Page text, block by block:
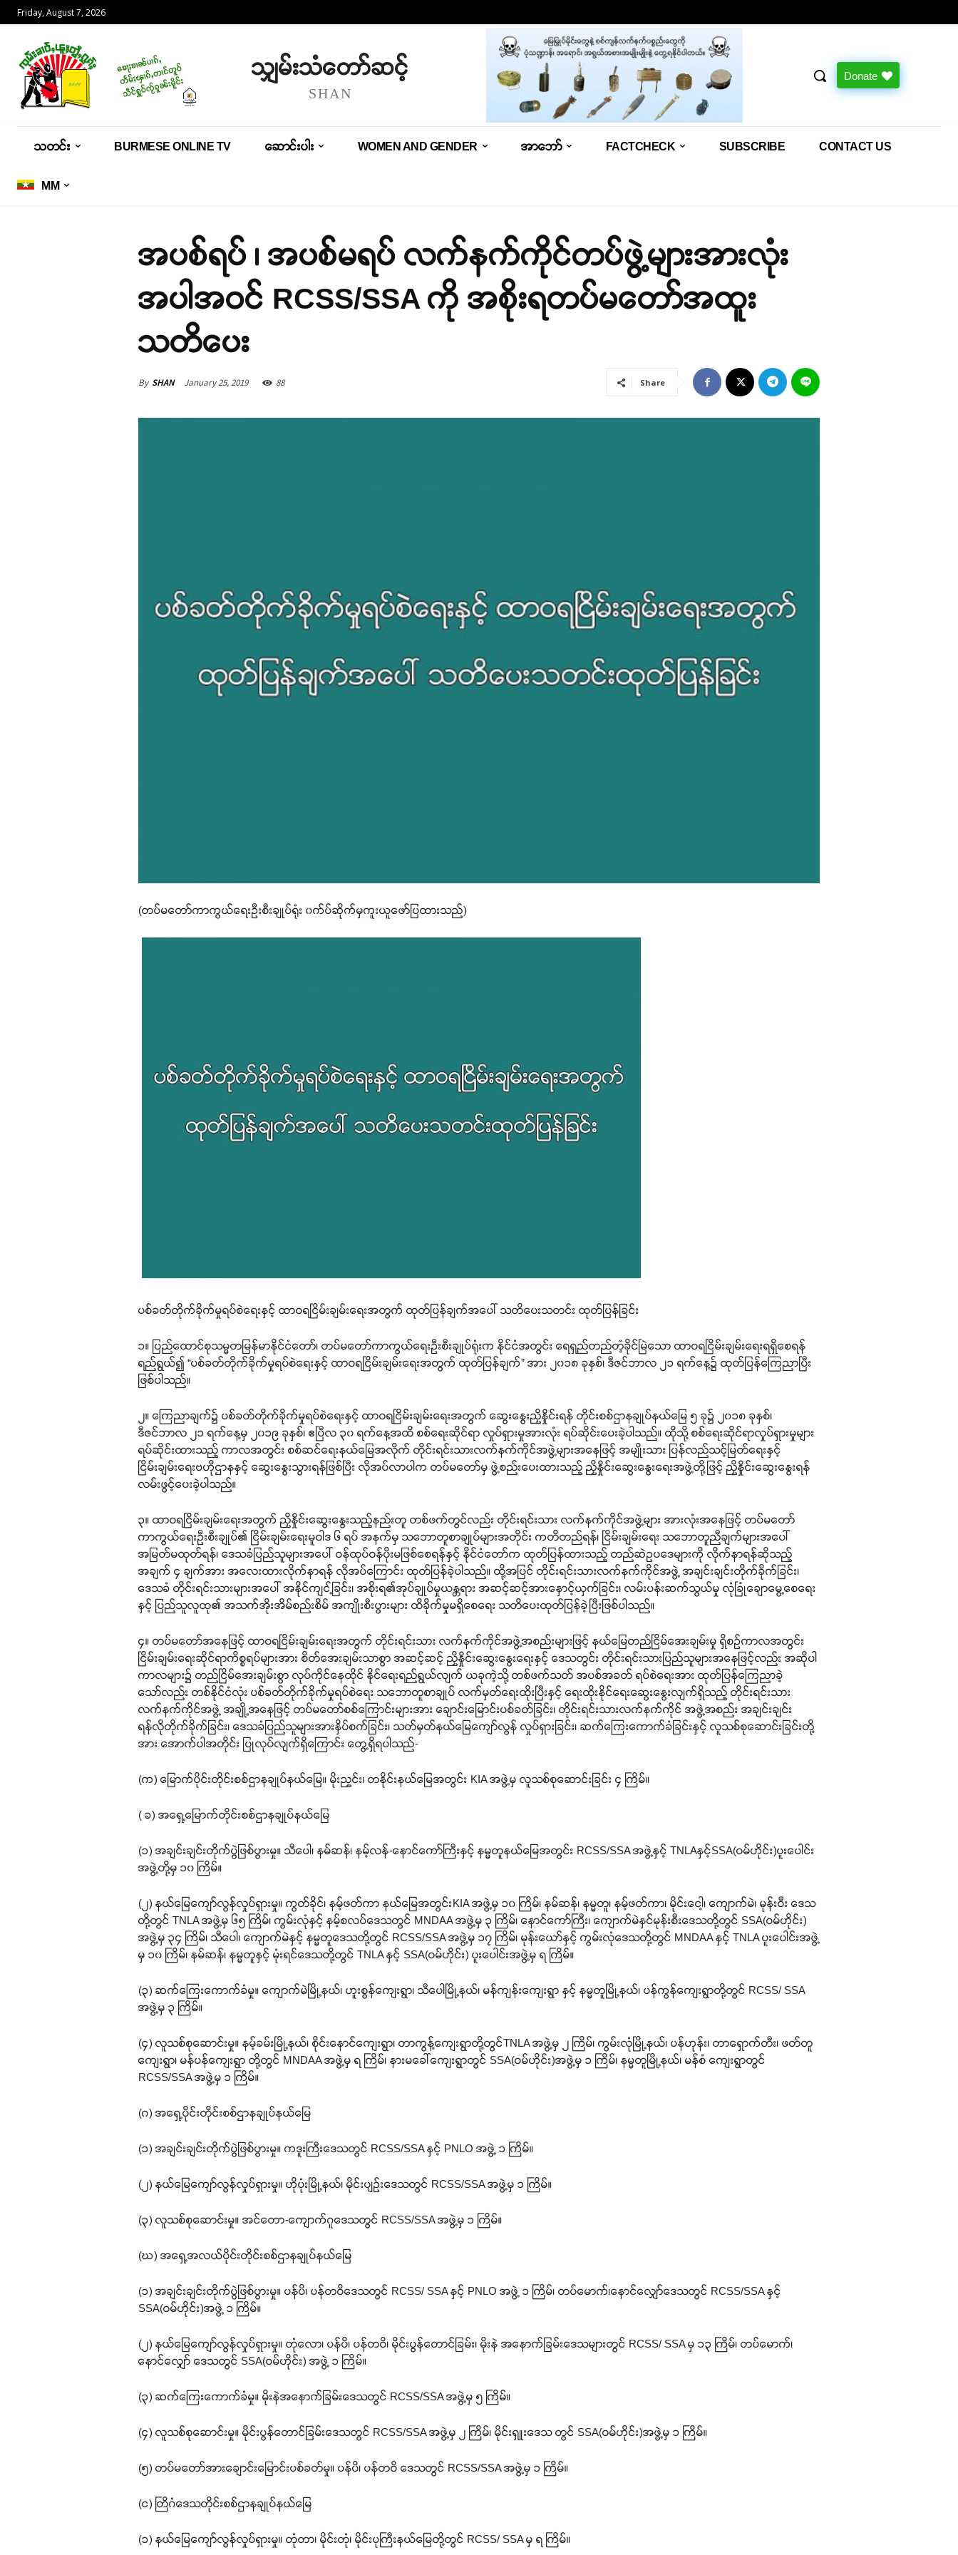
Friday, August 7, 2026
သျှမ်းသံတော်ဆင့်
SHAN
Donate
သတင်း BURMESE ONLINE TV ဆောင်းပါး WOMEN AND GENDER အာဘော် FACTCHECK SUBSCRIBE CONTACT US
MM
အပစ်ရပ် ၊ အပစ်မရပ် လက်နက်ကိုင်တပ်ဖွဲ့များအားလုံး
အပါအဝင် RCSS/SSA ကို အစိုးရတပ်မတော်အထူး
သတိပေး
By SHAN January 25, 2019 88 Share
(တပ်မတော်ကာကွယ်ရေးဦးစီးချုပ်ရုံး ၀က်ပ်ဆိုက်မှကူးယူဖော်ပြထားသည်)
ပစ်ခတ်တိုက်ခိုက်မှုရပ်စဲရေးနှင့် ထာဝရငြိမ်းချမ်းရေးအတွက် ထုတ်ပြန်ချက်အပေါ် သတိပေးသတင်း ထုတ်ပြန်ခြင်း
၁။ ပြည်ထောင်စုသမ္မတမြန်မာနိုင်ငံတော်၊ တပ်မတော်ကာကွယ်ရေးဦးစီးချုပ်ရုံးက နိုင်ငံအတွင်း ရေရှည်တည်တံ့ခိုင်မြဲသော ထာဝရငြိမ်းချမ်းရေးရရှိစေရန်
ရည်ရွယ်၍ “ပစ်ခတ်တိုက်ခိုက်မှုရပ်စဲရေးနှင့် ထာဝရငြိမ်းချမ်းရေးအတွက် ထုတ်ပြန်ချက်” အား ၂၀၁၈ ခုနှစ်၊ ဒီဇင်ဘာလ ၂၁ ရက်နေ့၌ ထုတ်ပြန်ကြေညာပြီး
ဖြစ်ပါသည်။
၂။ ကြေညာချက်၌ ပစ်ခတ်တိုက်ခိုက်မှုရပ်စဲရေးနှင့် ထာဝရငြိမ်းချမ်းရေးအတွက် ဆွေးနွေးညှိနှိုင်းရန် တိုင်းစစ်ဌာနချုပ်နယ်မြေ ၅ ခု၌ ၂၀၁၈ ခုနှစ်၊
ဒီဇင်ဘာလ ၂၁ ရက်နေ့မှ ၂၀၁၉ ခုနှစ်၊ ဧပြီလ ၃၀ ရက်နေ့အထိ စစ်ရေးဆိုင်ရာ လှုပ်ရှားမှုအားလုံး ရပ်ဆိုင်းပေးခဲ့ပါသည်။ ထိုသို့ စစ်ရေးဆိုင်ရာလှုပ်ရှားမှုများ
ရပ်ဆိုင်းထားသည့် ကာလအတွင်း စစ်ဆင်ရေးနယ်မြေအလိုက် တိုင်းရင်းသားလက်နက်ကိုင်အဖွဲ့များအနေဖြင့် အမျိုးသား ပြန်လည်သင့်မြတ်ရေးနှင့်
ငြိမ်းချမ်းရေးဗဟိုဌာနနှင့် ဆွေးနွေးသွားရန်ဖြစ်ပြီး လိုအပ်လာပါက တပ်မတော်မှ ဖွဲ့စည်းပေးထားသည့် ညှိနှိုင်းဆွေးနွေးရေးအဖွဲ့တို့ဖြင့် ညှိနှိုင်းဆွေးနွေးရန်
လမ်းဖွင့်ပေးခဲ့ပါသည်။
၃။ ထာဝရငြိမ်းချမ်းရေးအတွက် ညှိနှိုင်းဆွေးနွေးသည့်နည်းတူ တစ်ဖက်တွင်လည်း တိုင်းရင်းသား လက်နက်ကိုင်အဖွဲ့များ အားလုံးအနေဖြင့် တပ်မတော်
ကာကွယ်ရေးဦးစီးချုပ်၏ ငြိမ်းချမ်းရေးမူဝါဒ ၆ ရပ် အနက်မှ သဘောတူစာချုပ်များအတိုင်း ကတိတည်ရန်၊ ငြိမ်းချမ်းရေး သဘောတူညီချက်များအပေါ်
အမြတ်မထုတ်ရန်၊ ဒေသခံပြည်သူများအပေါ် ဝန်ထုပ်ဝန်ပိုးမဖြစ်စေရန်နှင့် နိုင်ငံတော်က ထုတ်ပြန်ထားသည့် တည်ဆဲဥပဒေများကို လိုက်နာရန်ဆိုသည့်
အချက် ၄ ချက်အား အလေးထားလိုက်နာရန် လိုအပ်ကြောင်း ထုတ်ပြန်ခဲ့ပါသည်။ ထို့အပြင် တိုင်းရင်းသားလက်နက်ကိုင်အဖွဲ့ အချင်းချင်းတိုက်ခိုက်ခြင်း၊
ဒေသခံ တိုင်းရင်းသားများအပေါ် အနိုင်ကျင့်ခြင်း၊ အစိုးရ၏အုပ်ချုပ်မှုယန္တရား အဆင့်ဆင့်အားနှောင့်ယှက်ခြင်း၊ လမ်းပန်းဆက်သွယ်မှု လုံခြုံချောမွေ့စေရေး
နှင့် ပြည်သူလူထု၏ အသက်အိုးအိမ်စည်းစိမ် အကျိုးစီးပွားများ ထိခိုက်မှုမရှိစေရေး သတိပေးထုတ်ပြန်ခဲ့ပြီးဖြစ်ပါသည်။
၄။ တပ်မတော်အနေဖြင့် ထာဝရငြိမ်းချမ်းရေးအတွက် တိုင်းရင်းသား လက်နက်ကိုင်အဖွဲ့အစည်းများဖြင့် နယ်မြေတည်ငြိမ်အေးချမ်းမှု ရှိစဉ်ကာလအတွင်း
ငြိမ်းချမ်းရေးဆိုင်ရာကိစ္စရပ်များအား စိတ်အေးချမ်းသာစွာ အဆင့်ဆင့် ညှိနှိုင်းဆွေးနွေးရေးနှင့် ဒေသတွင်း တိုင်းရင်းသားပြည်သူများအနေဖြင့်လည်း အဆိုပါ
ကာလများ၌ တည်ငြိမ်အေးချမ်းစွာ လုပ်ကိုင်နေထိုင် နိုင်ရေးရည်ရွယ်လျက် ယခုကဲ့သို့ တစ်ဖက်သတ် အပစ်အခတ် ရပ်စဲရေးအား ထုတ်ပြန်ကြေညာခဲ့
သော်လည်း တစ်နိုင်ငံလုံး ပစ်ခတ်တိုက်ခိုက်မှုရပ်စဲရေး သဘောတူစာချုပ် လက်မှတ်ရေးထိုးပြီးနှင့် ရေးထိုးနိုင်ရေးဆွေးနွေးလျက်ရှိသည့် တိုင်းရင်းသား
လက်နက်ကိုင်အဖွဲ့ အချို့အနေဖြင့် တပ်မတော်စစ်ကြောင်းများအား ချောင်းမြောင်းပစ်ခတ်ခြင်း၊ တိုင်းရင်းသားလက်နက်ကိုင် အဖွဲ့အစည်း အချင်းချင်း
ရန်လိုတိုက်ခိုက်ခြင်း၊ ဒေသခံပြည်သူများအားနှိပ်စက်ခြင်း၊ သတ်မှတ်နယ်မြေကျော်လွန် လှုပ်ရှားခြင်း၊ ဆက်ကြေးကောက်ခံခြင်းနှင့် လူသစ်စုဆောင်းခြင်းတို့
အား အောက်ပါအတိုင်း ပြုလုပ်လျက်ရှိကြောင်း တွေ့ရှိရပါသည်-
(က) မြောက်ပိုင်းတိုင်းစစ်ဌာနချုပ်နယ်မြေ။ မိုးညှင်း၊ တနိုင်းနယ်မြေအတွင်း KIA အဖွဲ့မှ လူသစ်စုဆောင်းခြင်း ၄ ကြိမ်။
( ခ) အရှေ့မြောက်တိုင်းစစ်ဌာနချုပ်နယ်မြေ
(၁) အချင်းချင်းတိုက်ပွဲဖြစ်ပွားမှု။ သီပေါ၊ နမ်ဆန်၊ နမ့်လန်-နောင်ကော်ကြီးနှင့် နမ္မတူနယ်မြေအတွင်း RCSS/SSA အဖွဲ့နှင့် TNLAနှင့်SSA(ဝမ်ဟိုင်း)ပူးပေါင်း
အဖွဲ့တို့မှ ၁၀ ကြိမ်။
(၂) နယ်မြေကျော်လွန်လှုပ်ရှားမှု။ ကွတ်ခိုင်၊ နမ့်ဖတ်ကာ နယ်မြေအတွင်းKIA အဖွဲ့မှ ၁၀ ကြိမ်၊ နမ်ဆန်၊ နမ္မတူ၊ နမ့်ဖတ်ကာ၊ မိုင်းငေါ့၊ ကျောက်မဲ၊ မုန်းဝီး ဒေသ
တို့တွင် TNLA အဖွဲ့မှ ၆၅ ကြိမ်၊ ကွမ်းလုံနှင့် နမ့်စလပ်ဒေသတွင် MNDAA အဖွဲ့မှ ၃ ကြိမ်၊ နောင်ကော်ကြီး၊ ကျောက်မဲနှင်မုန်းစီးဒေသတို့တွင် SSA(ဝမ်ဟိုင်း)
အဖွဲ့မှ ၃၄ ကြိမ်၊ သီပေါ၊ ကျောက်မဲနှင့် နမ္မတူဒေသတို့တွင် RCSS/SSA အဖွဲ့မှ ၁၇ ကြိမ်၊ မုန်းယော်နှင့် ကွမ်းလုံဒေသတို့တွင် MNDAA နှင့် TNLA ပူးပေါင်းအဖွဲ့
မှ ၁၀ ကြိမ်၊ နမ်ဆန်၊ နမ္မတူနှင့် မုံးရင်ဒေသတို့တွင် TNLA နှင့် SSA(ဝမ်ဟိုင်း) ပူးပေါင်းအဖွဲ့မှ ရ ကြိမ်။
(၃) ဆက်ကြေးကောက်ခံမှု။ ကျောက်မဲမြို့နယ်၊ ဟူးစွန်ကျေးရွာ၊ သီပေါမြို့နယ်၊ မန်ကျန်းကျေးရွာ နှင့် နမ္မတူမြို့နယ်၊ ပန်ကွန်ကျေးရွာတို့တွင် RCSS/ SSA
အဖွဲ့မှ ၃ ကြိမ်။
(၄) လူသစ်စုဆောင်းမှု။ နမ့်ခမ်းမြို့နယ်၊ စိုင်းနောင်ကျေးရွာ၊ တာကွန့်ကျေးရွာတို့တွင်TNLA အဖွဲ့မှ ၂ ကြိမ်၊ ကွမ်းလုံမြို့နယ်၊ ပန်ဟုန်း၊ တာရှောက်တီး၊ ဖတ်တူ
ကျေးရွာ၊ မန်ပန်ကျေးရွာ တို့တွင် MNDAA အဖွဲ့မှ ရ ကြိမ်၊ နားမခေါ်ကျေးရွာတွင် SSA(ဝမ်ဟိုင်း)အဖွဲ့မှ ၁ ကြိမ်၊ နမ္မတူမြို့နယ်၊ မန်စံ ကျေးရွာတွင်
RCSS/SSA အဖွဲ့မှ ၁ ကြိမ်။
(ဂ) အရှေ့ပိုင်းတိုင်းစစ်ဌာနချုပ်နယ်မြေ
(၁) အချင်းချင်းတိုက်ပွဲဖြစ်ပွားမှု။ ကဒူးကြီးဒေသတွင် RCSS/SSA နှင့် PNLO အဖွဲ့ ၁ ကြိမ်။
(၂) နယ်မြေကျော်လွန်လှုပ်ရှားမှု။ ဟိုပုံးမြို့နယ်၊ မိုင်းပျဉ်းဒေသတွင် RCSS/SSA အဖွဲ့မှ ၁ ကြိမ်။
(၃) လူသစ်စုဆောင်းမှု။ အင်တော-ကျောက်ဂူဒေသတွင် RCSS/SSA အဖွဲ့မှ ၁ ကြိမ်။
(ဃ) အရှေ့အလယ်ပိုင်းတိုင်းစစ်ဌာနချုပ်နယ်မြေ
(၁) အချင်းချင်းတိုက်ပွဲဖြစ်ပွားမှု။ ပန်ပိ၊ ပန်တဝိဒေသတွင် RCSS/ SSA နှင့် PNLO အဖွဲ့ ၁ ကြိမ်၊ တပ်မောက်၊နောင်လျှော်ဒေသတွင် RCSS/SSA နှင့်
SSA(ဝမ်ဟိုင်း)အဖွဲ့ ၁ ကြိမ်။
(၂) နယ်မြေကျော်လွန်လှုပ်ရှားမှု။ တုံလော၊ ပန်ပိ၊ ပန်တဝိ၊ မိုင်းပွန်တောင်ခြမ်း၊ မိုးနဲ အနောက်ခြမ်းဒေသများတွင် RCSS/ SSA မှ ၁၃ ကြိမ်၊ တပ်မောက်၊
နောင်လျှော် ဒေသတွင် SSA(ဝမ်ဟိုင်း) အဖွဲ့ ၁ ကြိမ်။
(၃) ဆက်ကြေးကောက်ခံမှု။ မိုးနဲအနောက်ခြမ်းဒေသတွင် RCSS/SSA အဖွဲ့မှ ၅ ကြိမ်။
(၄) လူသစ်စုဆောင်းမှု။ မိုင်းပွန်တောင်ခြမ်းဒေသတွင် RCSS/SSA အဖွဲ့မှ ၂ ကြိမ်၊ မိုင်းရှူးဒေသ တွင် SSA(ဝမ်ဟိုင်း)အဖွဲ့မှ ၁ ကြိမ်။
(၅) တပ်မတော်အားချောင်းမြောင်းပစ်ခတ်မှု။ ပန်ပိ၊ ပန်တဝိ ဒေသတွင် RCSS/SSA အဖွဲ့မှ ၁ ကြိမ်။
(င) တြိဂံဒေသတိုင်းစစ်ဌာနချုပ်နယ်မြေ
(၁) နယ်မြေကျော်လွန်လှုပ်ရှားမှု။ တုံတာ၊ မိုင်းတုံ၊ မိုင်းပုကြီးနယ်မြေတို့တွင် RCSS/ SSA မှ ရ ကြိမ်။